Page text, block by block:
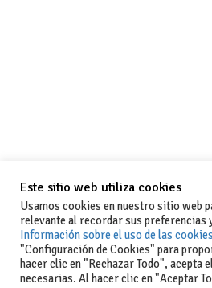
Este sitio web utiliza cookies
Usamos cookies en nuestro sitio web
relevante al recordar sus preferencias
Información sobre el uso de las cookies
"Configuración de Cookies" para
hacer clic en "Rechazar Todo", acepta
necesarias. Al hacer clic en "Aceptar